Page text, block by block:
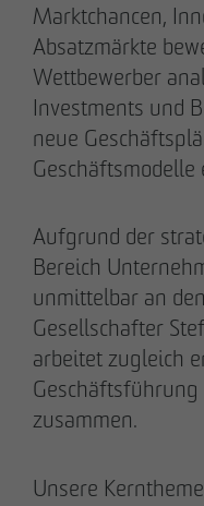
Meike Widderich
Prokuristin
Tim Obermann
Prokurist
Marktchancen,
Absatzmärkte
Wettbewerber
Investments und
neue
Geschäftsmodelle
Aufgrund der
Bereich
unmittelbar an
Gesellschafter
arbeitet zugleich
zusammen.
Unsere